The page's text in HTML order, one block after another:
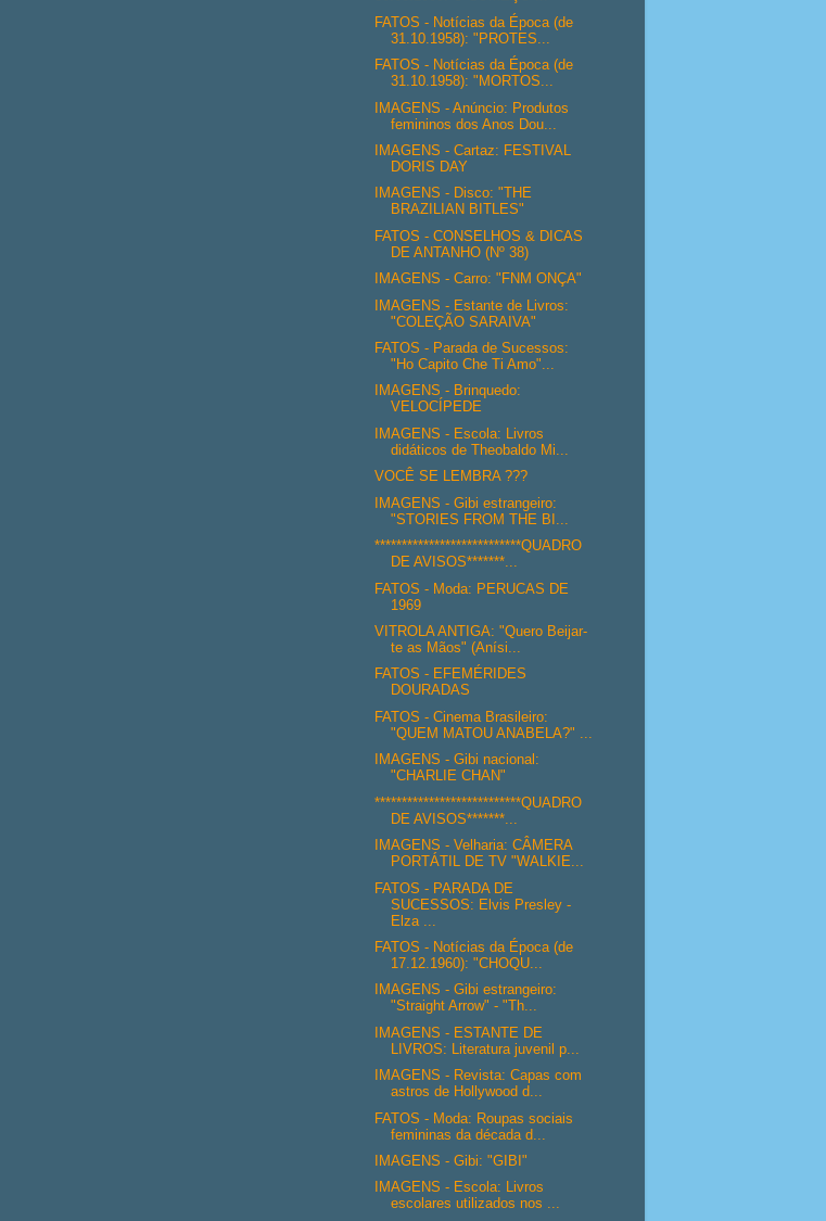
FATOS - Notícias da Época (de
31.10.1958): "PROTES...
FATOS - Notícias da Época (de
31.10.1958): "MORTOS...
IMAGENS - Anúncio: Produtos
femininos dos Anos Dou...
IMAGENS - Cartaz: FESTIVAL
DORIS DAY
IMAGENS - Disco: "THE
BRAZILIAN BITLES"
FATOS - CONSELHOS & DICAS
DE ANTANHO (Nº 38)
IMAGENS - Carro: "FNM ONÇA"
IMAGENS - Estante de Livros:
"COLEÇÃO SARAIVA"
FATOS - Parada de Sucessos:
"Ho Capito Che Ti Amo"...
IMAGENS - Brinquedo:
VELOCÍPEDE
IMAGENS - Escola: Livros
didáticos de Theobaldo Mi...
VOCÊ SE LEMBRA ???
IMAGENS - Gibi estrangeiro:
"STORIES FROM THE BI...
***************************QUADRO
DE AVISOS*******...
FATOS - Moda: PERUCAS DE
1969
VITROLA ANTIGA: "Quero Beijar-
te as Mãos" (Anísi...
FATOS - EFEMÉRIDES
DOURADAS
FATOS - Cinema Brasileiro:
"QUEM MATOU ANABELA?" ...
IMAGENS - Gibi nacional:
"CHARLIE CHAN"
***************************QUADRO
DE AVISOS*******...
IMAGENS - Velharia: CÂMERA
PORTÁTIL DE TV "WALKIE...
FATOS - PARADA DE
SUCESSOS: Elvis Presley -
Elza ...
FATOS - Notícias da Época (de
17.12.1960): "CHOQU...
IMAGENS - Gibi estrangeiro:
"Straight Arrow" - "Th...
IMAGENS - ESTANTE DE
LIVROS: Literatura juvenil p...
IMAGENS - Revista: Capas com
astros de Hollywood d...
FATOS - Moda: Roupas sociais
femininas da década d...
IMAGENS - Gibi: "GIBI"
IMAGENS - Escola: Livros
escolares utilizados nos ...